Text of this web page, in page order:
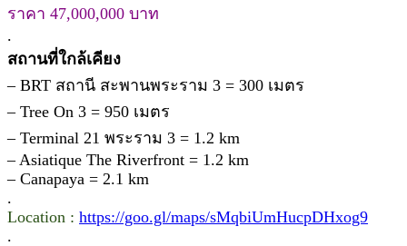
ราคา 47,000,000 บาท
.
สถานที่ใกล้เคียง
– BRT สถานี สะพานพระราม 3 = 300 เมตร
– Tree On 3 = 950 เมตร
– Terminal 21 พระราม 3 = 1.2 km
– Asiatique The Riverfront = 1.2 km
– Canapaya = 2.1 km
.
Location : https://goo.gl/maps/sMqbiUmHucpDHxog9
.